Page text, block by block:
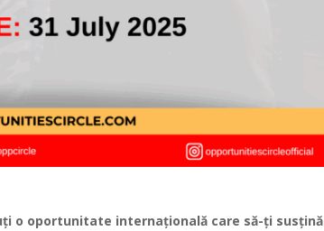
o oportunitate internațională care să-ți susțină